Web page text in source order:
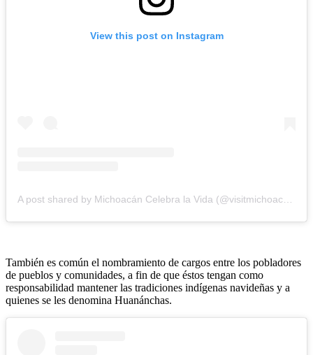
View this post on Instagram
También es común el nombramiento de cargos entre los pobladores
de pueblos y comunidades, a fin de que éstos tengan como
responsabilidad mantener las tradiciones indígenas navideñas y a
quienes se les denomina Huanánchas.